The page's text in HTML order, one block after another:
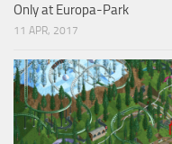
Only at Europa-Park
11 APR, 2017